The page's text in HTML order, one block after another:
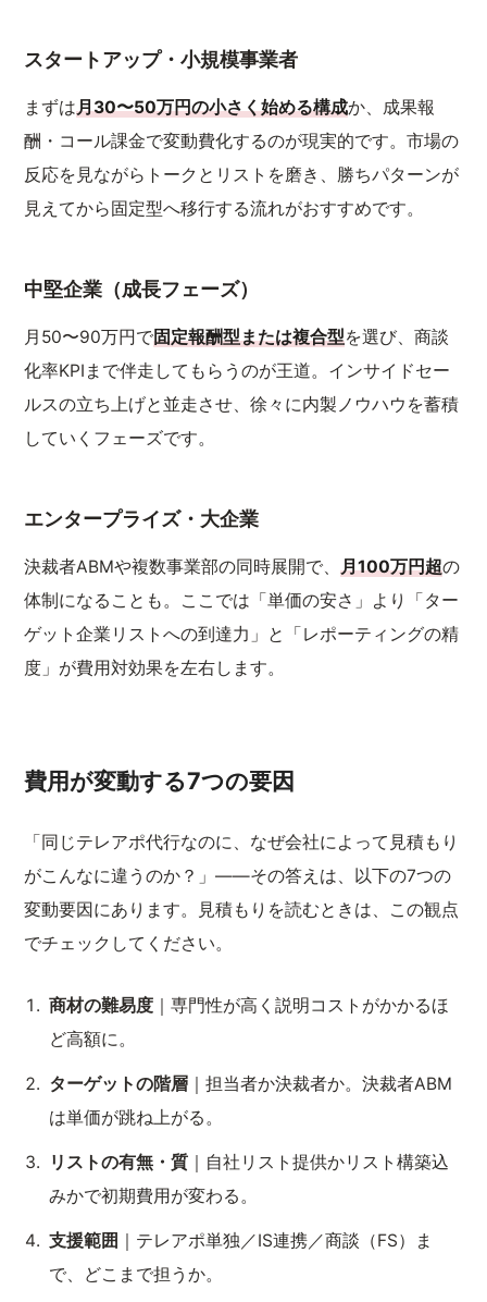
スタートアップ・小規模事業者
まずは月30〜50万円の小さく始める構成か、成果報
酬・コール課金で変動費化するのが現実的です。市場の
反応を見ながらトークとリストを磨き、勝ちパターンが
見えてから固定型へ移行する流れがおすすめです。
中堅企業（成長フェーズ）
月50〜90万円で固定報酬型または複合型を選び、商談
化率KPIまで伴走してもらうのが王道。インサイドセー
ルスの立ち上げと並走させ、徐々に内製ノウハウを蓄積
していくフェーズです。
エンタープライズ・大企業
決裁者ABMや複数事業部の同時展開で、月100万円超の
体制になることも。ここでは「単価の安さ」より「ター
ゲット企業リストへの到達力」と「レポーティングの精
度」が費用対効果を左右します。
費用が変動する7つの要因
「同じテレアポ代行なのに、なぜ会社によって見積もり
がこんなに違うのか？」——その答えは、以下の7つの
変動要因にあります。見積もりを読むときは、この観点
でチェックしてください。
商材の難易度 ｜専門性が高く説明コストがかかるほ
ど高額に。
ターゲットの階層 ｜担当者か決裁者か。決裁者ABM
は単価が跳ね上がる。
リストの有無・質 ｜自社リスト提供かリスト構築込
みかで初期費用が変わる。
支援範囲 ｜テレアポ単独／IS連携／商談（FS）ま
で、どこまで担うか。